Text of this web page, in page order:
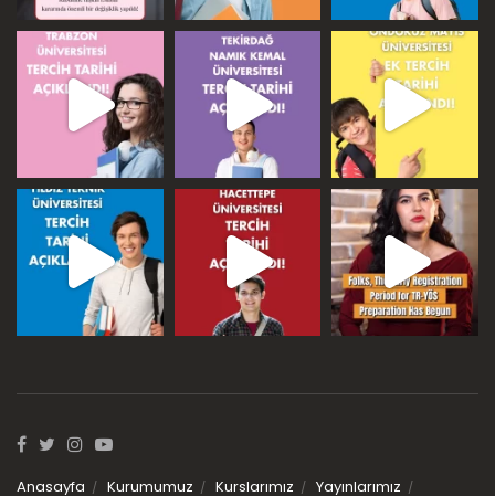
Anasayfa Kurumumuz Kurslarımız Yayınlarımız